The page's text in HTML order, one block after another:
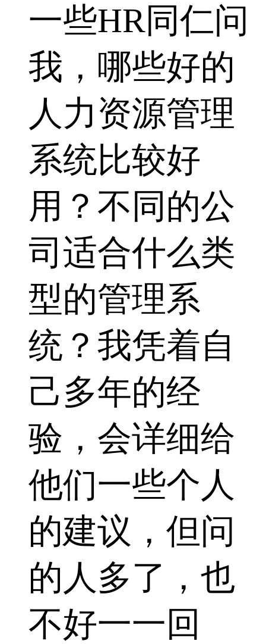
一些HR同仁问
我，哪些好的
人力资源管理
系统比较好
用？不同的公
司适合什么类
型的管理系
统？我凭着自
己多年的经
验，会详细给
他们一些个人
的建议，但问
的人多了，也
不好一一回